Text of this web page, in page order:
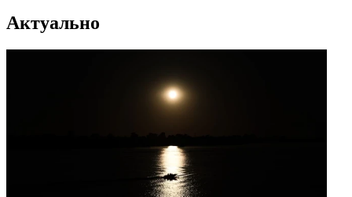
Актуально